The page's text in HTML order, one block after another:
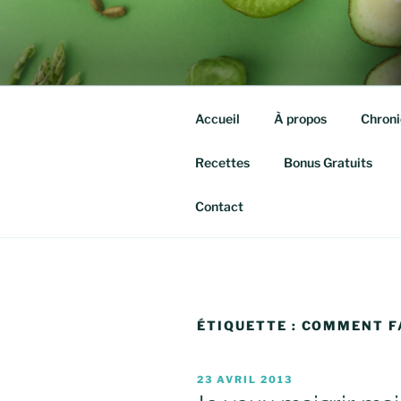
contenu
principal
QUITTE
Isabelle agassis –
Accueil À propos
Recettes Bonus Gratuits
Contact
ÉTIQUETTE : COMMENT
PUBLIÉ
LE
23 AVRIL 2013